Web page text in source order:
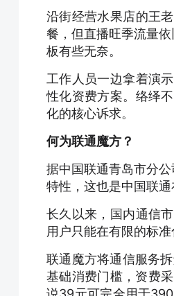
沿街经营水果店的王
餐，但直播旺季流量
板有些无奈。
工作人员一边拿着演
性化资费方案。络绎
化的核心诉求。
何为联通魔方？
据中国联通青岛市分
特性，这也是中国联
长久以来，国内通信
用户只能在有限的标
联通魔方将通信服务
基础消费门槛，资费